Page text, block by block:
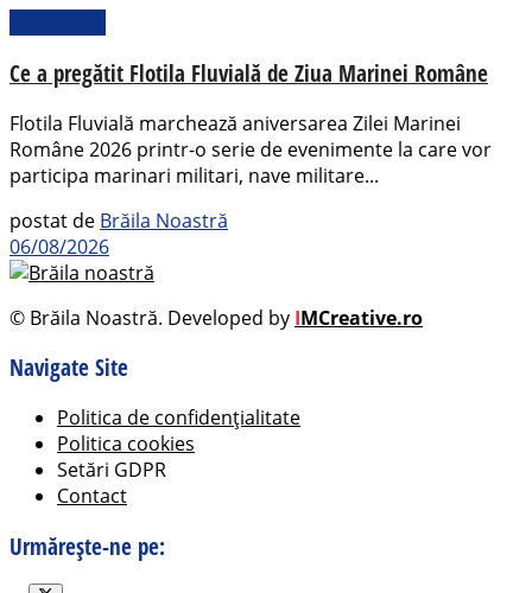
Ce a pregătit Flotila Fluvială de Ziua Marinei Române
Flotila Fluvială marchează aniversarea Zilei Marinei
Române 2026 printr-o serie de evenimente la care vor
participa marinari militari, nave militare...
postat de Brăila Noastră
06/08/2026
© Brăila Noastră. Developed by IMCreative.ro
Navigate Site
Politica de confidențialitate
Politica cookies
Setări GDPR
Contact
Urmărește-ne pe: